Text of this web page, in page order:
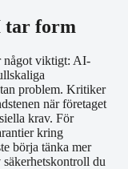
tar form
något viktigt: AI-
problem. Kritiker
när företaget
krav. För
kring
börja tänka mer
du